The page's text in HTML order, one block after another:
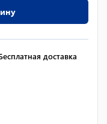
доставка